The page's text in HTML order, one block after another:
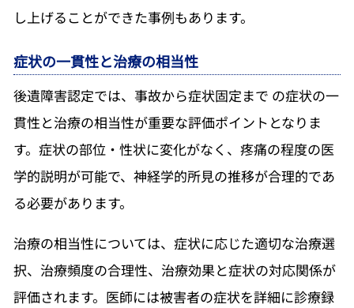
し上げることができた事例もあります。
症状の一貫性と治療の相当性
後遺障害認定では、事故から症状固定まで の症状の一
貫性と治療の相当性が重要な評価ポイントとなりま
す。症状の部位・性状に変化がなく、疼痛の程度の医
学的説明が可能で、神経学的所見の推移が合理的であ
る必要があります。
治療の相当性については、症状に応じた適切な治療選
択、治療頻度の合理性、治療効果と症状の対応関係が
評価されます。医師には被害者の症状を詳細に診療録